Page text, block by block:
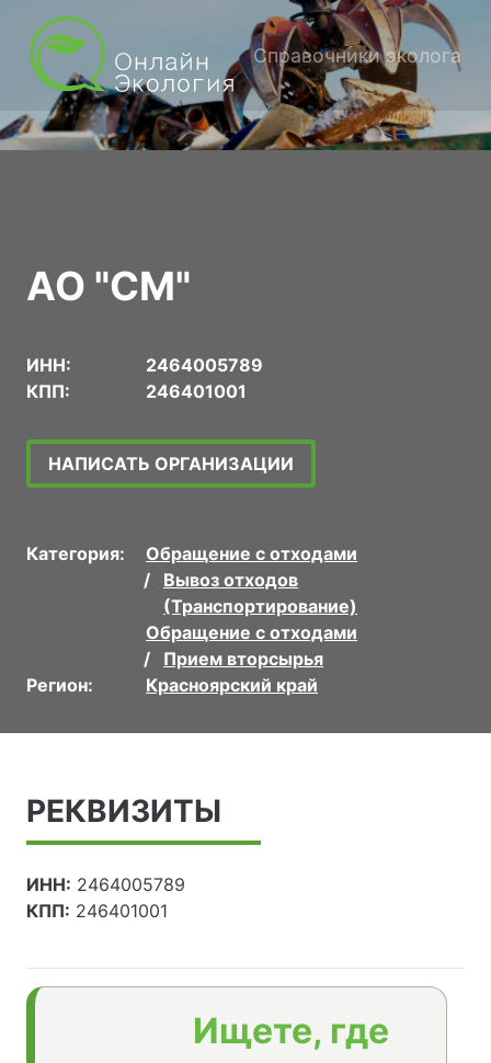
Справочники эколога
АО "СМ"
ИНН:
2464005789
КПП:
246401001
НАПИСАТЬ ОРГАНИЗАЦИИ
Категория:
Обращение с отходами
Вывоз отходов
(Транспортирование)
Обращение с отходами
Прием вторсырья
Регион:
Красноярский край
РЕКВИЗИТЫ
ИНН: 2464005789
КПП: 246401001
Ищете, где